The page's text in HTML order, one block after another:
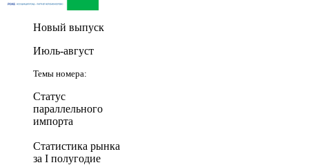
Новый выпуск
Июль-август
Темы номера:
Статус
параллельного
импорта
Статистика рынка
за I полугодие